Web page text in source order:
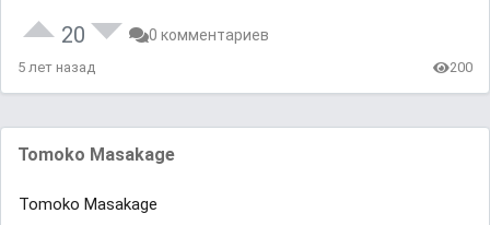
20 0 комментариев
5 лет назад 200
Tomoko Masakage
Tomoko Masakage